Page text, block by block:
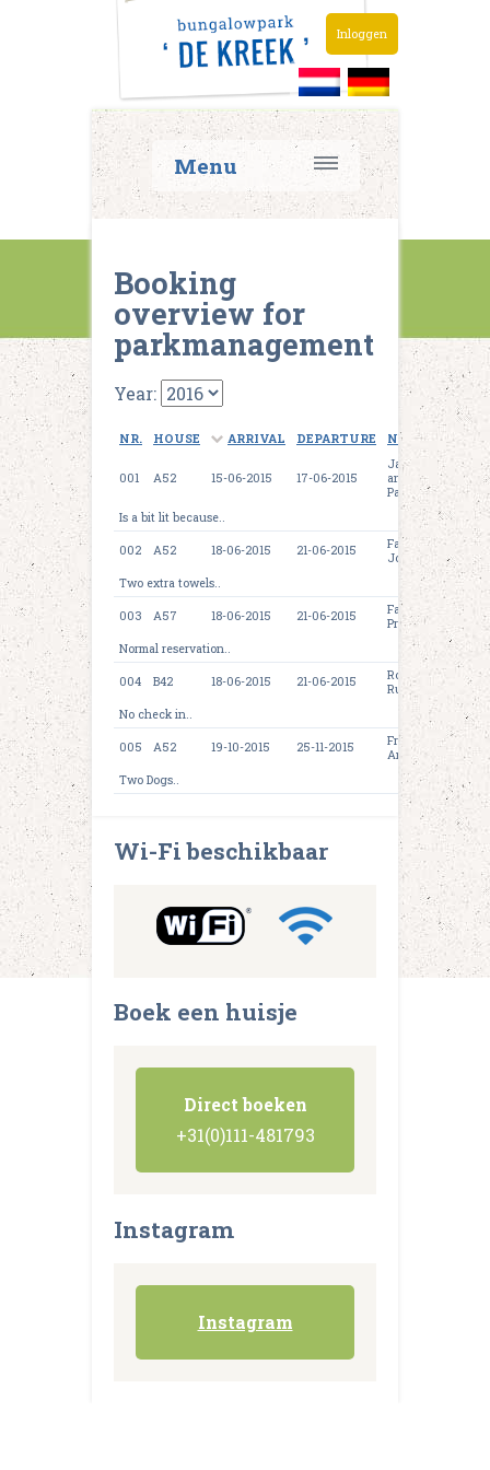
Inloggen
Menu
Booking
overview for
parkmanagement
Year:
NR. HOUSE ARRIVAL DEPARTURE NAME
001 A52 15-06-2015 17-06-2015
Jane
and
Patrick
Is a bit lit because..
002 A52 18-06-2015 21-06-2015
Fam.
Jones
Two extra towels..
003 A57 18-06-2015 21-06-2015
Fam.
Prince
Normal reservation..
004 B42 18-06-2015 21-06-2015
Rob &
Ruby
No check in..
005 A52 19-10-2015 25-11-2015
Frits
Any
Two Dogs..
Wi-Fi beschikbaar
Boek een huisje
Direct boeken
+31(0)111-481793
Instagram
Instagram